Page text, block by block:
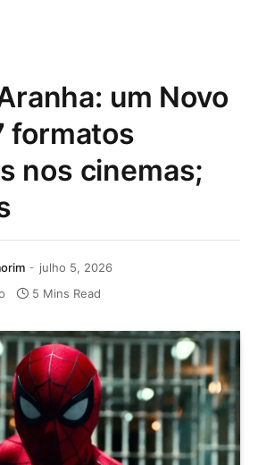
um Novo
formatos
nos cinemas;
julho 5, 2026
5 Mins Read